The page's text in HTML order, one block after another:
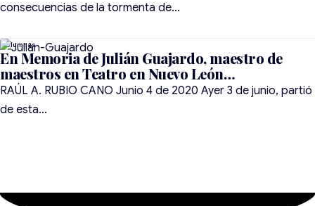
consecuencias de la tormenta de…
En Memoria de Julián Guajardo, maestro de
maestros en Teatro en Nuevo León…
RAÚL A. RUBIO CANO Junio 4 de 2020 Ayer 3 de junio, partió
de esta…